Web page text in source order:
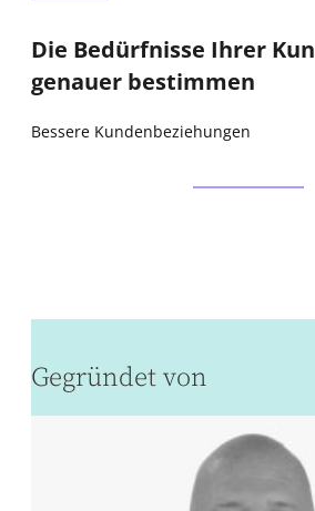
Die Bedürfnisse Ihrer
genauer bestimmen
Bessere Kundenbeziehungen
Gegründet von